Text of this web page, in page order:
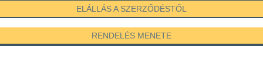
ELÁLLÁS A SZERZŐDÉSTŐL
RENDELÉS MENETE